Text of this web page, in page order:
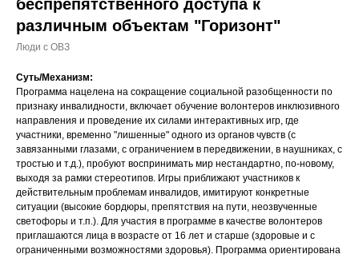
беспрепятственного доступа к
различным объектам "Горизонт"
Люди с ОВЗ
Суть/Механизм:
Программа нацелена на сокращение социальной разобщенности по
признаку инвалидности, включает обучение волонтеров инклюзивного
направления и проведение их силами интерактивных игр, где
участники, временно "лишенные" одного из органов чувств (с
завязанными глазами, с ограничением в передвижении, в наушниках, с
тростью и т.д.), пробуют воспринимать мир нестандартно, по-новому,
выходя за рамки стереотипов. Игры приближают участников к
действительным проблемам инвалидов, имитируют конкретные
ситуации (высокие бордюры, препятствия на пути, неозвученные
светофоры и т.п.). Для участия в программе в качестве волонтеров
приглашаются лица в возрасте от 16 лет и старше (здоровые и с
ограниченными возможностями здоровья). Программа ориентирована